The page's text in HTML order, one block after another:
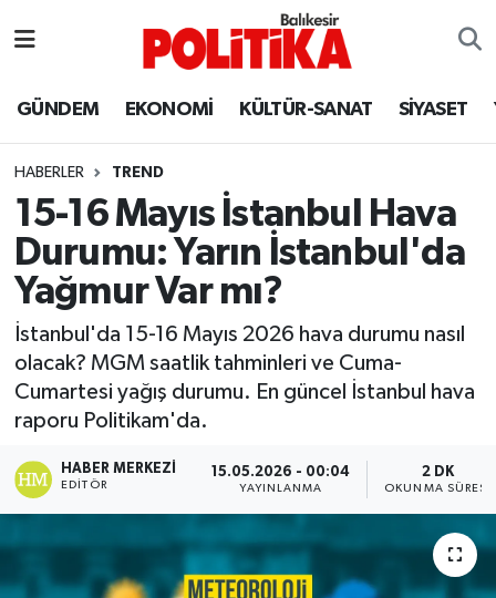
GÜNDEM EKONOMİ KÜLTÜR-SANAT SİYASET
HABERLER TREND
15-16 Mayıs İstanbul Hava
Durumu: Yarın İstanbul'da
Yağmur Var mı?
İstanbul'da 15-16 Mayıs 2026 hava durumu nasıl
olacak? MGM saatlik tahminleri ve Cuma-
Cumartesi yağış durumu. En güncel İstanbul hava
raporu Politikam'da.
HABER MERKEZI
EDITÖR
15.05.2026 - 00:04
YAYINLANMA
2 DK
OKUNMA SÜRESI
Ayvalık
Balya
Bandırma
Bigadiç
BİYOGRAFİLER
Burhaniye
ÇEVRE
Dursunbey
Balıkesir Hava Durumu
Balıkesir Namaz Vakitleri
Balıkesir Trafik Yoğunluk Haritası
Süper Lig Puan Durumu ve Fikstür
Tüm Manşetler
Son Dakika Haberleri
Haber Arşivi